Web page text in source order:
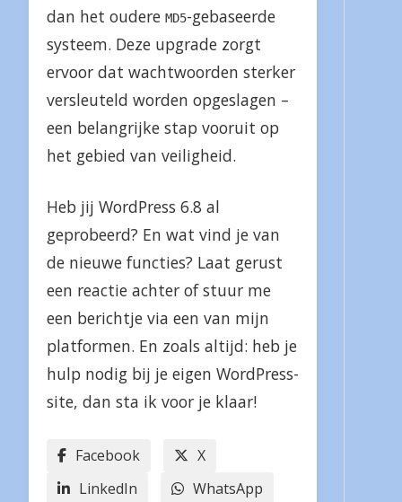
dan het oudere MD5-gebaseerde
systeem. Deze upgrade zorgt
ervoor dat wachtwoorden sterker
versleuteld worden opgeslagen –
een belangrijke stap vooruit op
het gebied van veiligheid.
Heb jij WordPress 6.8 al
geprobeerd? En wat vind je van
de nieuwe functies? Laat gerust
een reactie achter of stuur me
een berichtje via een van mijn
platformen. En zoals altijd: heb je
hulp nodig bij je eigen WordPress-
site, dan sta ik voor je klaar!
Facebook
X
LinkedIn
WhatsApp